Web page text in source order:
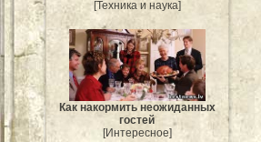
[Техника и наука]
Как накормить неожиданных
гостей
[Интересное]